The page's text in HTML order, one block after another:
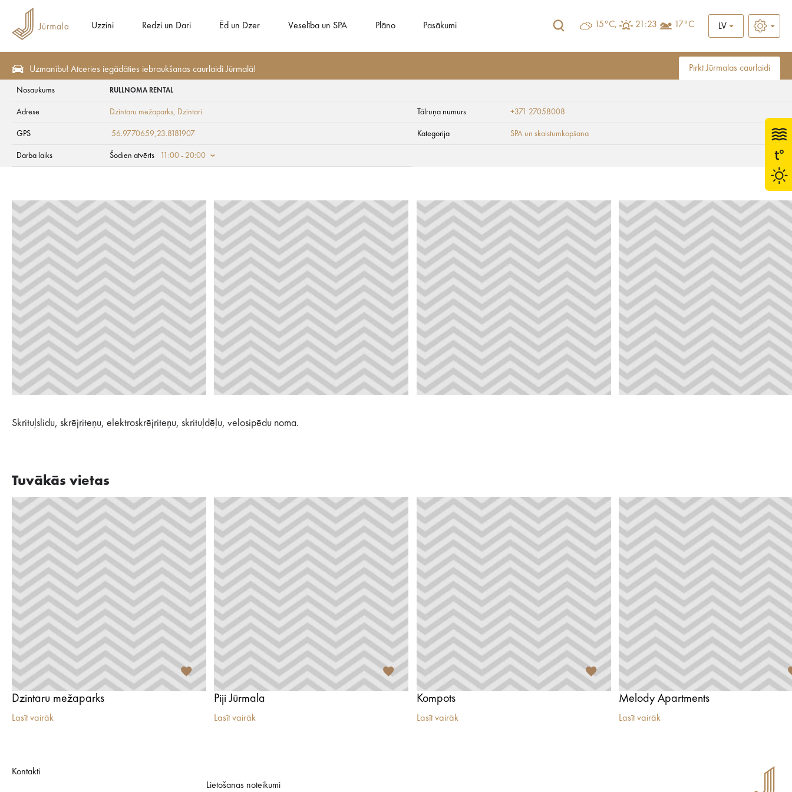
Uzzini Redzi un Dari Ēd un Dzer Veselība un SPA Plāno Pasākumi 15°C, 21:23 17°C LV
Uzmanību! Atceries iegādāties iebraukšanas caurlaidi Jūrmalā! Pirkt Jūrmalas caurlaidi
RULLNOMA RENTAL
Nosaukums RULLNOMA RENTAL
Adrese Dzintaru mežaparks, Dzintari Tālruņa numurs +371 27058008
GPS 56.9770659,23.8181907 Kategorija SPA un skaistumkopšana
Darba laiks Šodien atvērts 11:00 - 20:00
Skrituļslidu, skrējriteņu, elektroskrējriteņu, skrituļdēļu, velosipēdu noma.
Tuvākās vietas
Dzintaru mežaparks
Lasīt vairāk
Piji Jūrmala
Lasīt vairāk
Kompots
Lasīt vairāk
Melody Apartments
Lasīt vairāk
Kontakti
Lietošanas noteikumi